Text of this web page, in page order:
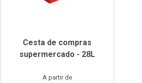
Cesta de compras
supermercado - 28L
Preço
A partir de